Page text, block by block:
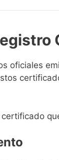
oficiales